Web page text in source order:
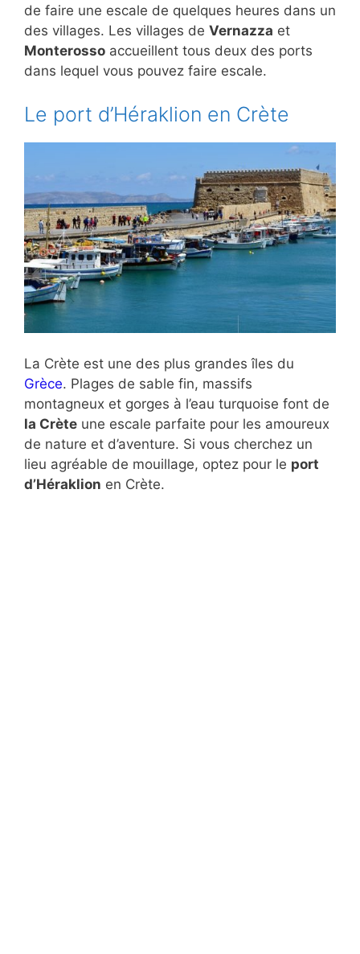
de faire une escale de quelques heures dans un
des villages. Les villages de Vernazza et
Monterosso accueillent tous deux des ports
dans lequel vous pouvez faire escale.
Le port d’Héraklion en Crète
La Crète est une des plus grandes îles du
Grèce. Plages de sable fin, massifs
montagneux et gorges à l’eau turquoise font de
la Crète une escale parfaite pour les amoureux
de nature et d’aventure. Si vous cherchez un
lieu agréable de mouillage, optez pour le port
d’Héraklion en Crète.